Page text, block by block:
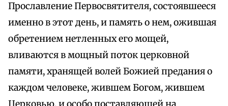
Прославление Первосвятителя, состоявшееся
именно в этот день, и память о нем, ожившая
обретением нетленных его мощей,
вливаются в мощный поток церковной
памяти, хранящей волей Божией предания о
каждом человеке, жившем Богом, жившем